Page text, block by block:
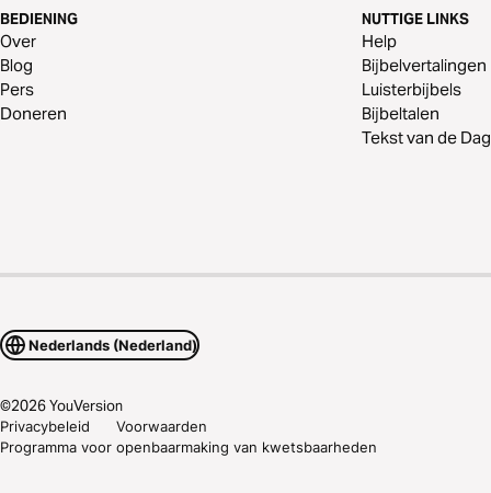
BEDIENING
Over
Blog
Pers
Doneren
NUTTIGE LINKS
Help
Bijbelvertalingen
Luisterbijbels
Bijbeltalen
Tekst van de Dag
Nederlands (Nederland)
©2026YouVersion
Privacybeleid
Voorwaarden
Programma voor openbaarmaking van kwetsbaarheden